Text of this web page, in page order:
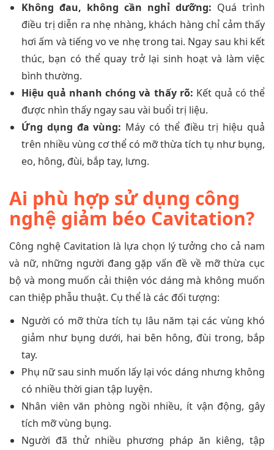
Không đau, không cần nghỉ dưỡng: Quá trình
điều trị diễn ra nhẹ nhàng, khách hàng chỉ cảm thấy
hơi ấm và tiếng vo ve nhẹ trong tai. Ngay sau khi kết
thúc, bạn có thể quay trở lại sinh hoạt và làm việc
bình thường.
Hiệu quả nhanh chóng và thấy rõ: Kết quả có thể
được nhìn thấy ngay sau vài buổi trị liệu.
Ứng dụng đa vùng: Máy có thể điều trị hiệu quả
trên nhiều vùng cơ thể có mỡ thừa tích tụ như bụng,
eo, hông, đùi, bắp tay, lưng.
Ai phù hợp sử dụng công
nghệ giảm béo Cavitation?
Công nghệ Cavitation là lựa chọn lý tưởng cho cả nam
và nữ, những người đang gặp vấn đề về mỡ thừa cục
bộ và mong muốn cải thiện vóc dáng mà không muốn
can thiệp phẫu thuật. Cụ thể là các đối tượng:
Người có mỡ thừa tích tụ lâu năm tại các vùng khó
giảm như bụng dưới, hai bên hông, đùi trong, bắp
tay.
Phụ nữ sau sinh muốn lấy lại vóc dáng nhưng không
có nhiều thời gian tập luyện.
Nhân viên văn phòng ngồi nhiều, ít vận động, gây
tích mỡ vùng bụng.
Người đã thử nhiều phương pháp ăn kiêng, tập